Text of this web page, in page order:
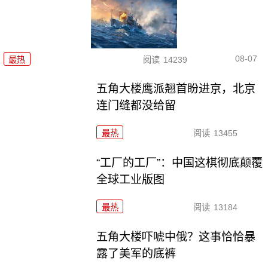
最热 阅读 14239 08-07
五角大楼鹰派翘首盼进京，北京
连门缝都没给留
最热 阅读 13455
“工厂的工厂”：中国这棋彻底颠覆
全球工业版图
最热 阅读 13184
五角大楼吓唬中俄？这事恰恰暴
露了美军的底裤